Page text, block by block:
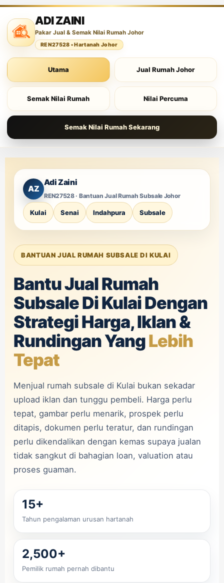
ADI ZAINI
Pakar Jual & Semak Nilai Rumah Johor
REN27528 • Hartanah Johor
Utama Jual Rumah Johor
Semak Nilai Rumah Nilai Percuma
Semak Nilai Rumah Sekarang
AZ
Adi Zaini
REN27528 · BantuanJual Rumah Subsale Johor
Kulai Senai Indahpura Subsale
BANTUAN JUAL RUMAH SUBSALE DI KULAI
Bantu Jual Rumah
Subsale Di Kulai Dengan
Strategi Harga, Iklan &
Rundingan YangLebih
Tepat
Menjual rumah subsale di Kulai bukan sekadar
upload iklan dan tunggu pembeli. Harga perlu
tepat, gambar perlu menarik, prospek perlu
ditapis, dokumen perlu teratur, dan rundingan
perlu dikendalikan dengan kemas supaya jualan
tidak sangkut di bahagian loan, valuation atau
proses guaman.
15+
Tahun pengalaman urusan hartanah
2,500+
Pemilik rumah pernah dibantu